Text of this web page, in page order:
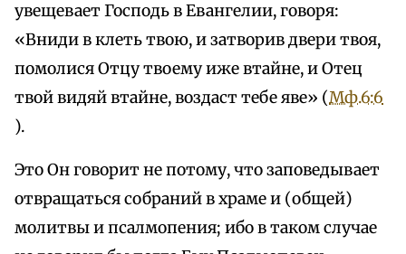
увещевает Господь в Евангелии, говоря:
«Вниди в клеть твою, и затворив двери твоя,
помолися Отцу твоему иже втайне, и Отец
твой видяй втайне, воздаст тебе яве» (Мф.6:6
).
Это Он говорит не потому, что заповедывает
отвращаться собраний в храме и (общей)
молитвы и псалмопения; ибо в таком случае